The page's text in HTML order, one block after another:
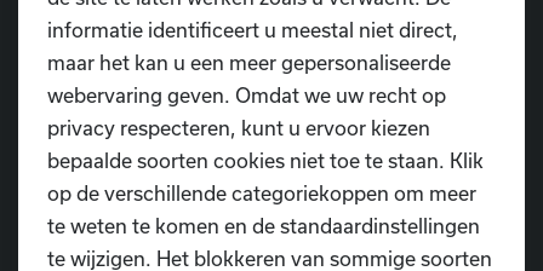
informatie identificeert u meestal niet direct,
maar het kan u een meer gepersonaliseerde
webervaring geven. Omdat we uw recht op
privacy respecteren, kunt u ervoor kiezen
bepaalde soorten cookies niet toe te staan. Klik
op de verschillende categoriekoppen om meer
te weten te komen en de standaardinstellingen
te wijzigen. Het blokkeren van sommige soorten